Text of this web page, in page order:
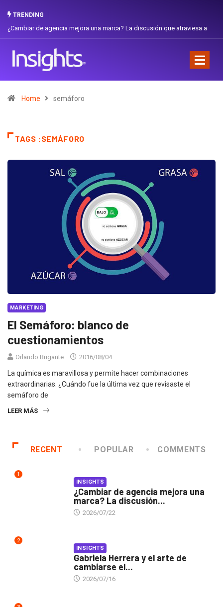
TRENDING
¿Cambiar de agencia mejora una marca? La discusión que atraviesa a
Home semáforo
TAGS :SEMÁFORO
MARKETING
El Semáforo: blanco de
cuestionamientos
Orlando Brigante 2016/08/04
La química es maravillosa y permite hacer combinaciones
extraordinarias. ¿Cuándo fue la última vez que revisaste el
semáforo de
LEER MÁS
RECENT POPULAR COMMENTS
1
INSIGHTS
¿Cambiar de agencia mejora una
marca? La discusión...
2026/07/22
2
INSIGHTS
Gabriela Herrera y el arte de
cambiarse el...
2026/07/16